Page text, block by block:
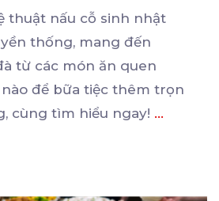
thuật nấu cỗ sinh nhật
thống, mang đến
từ các món ăn quen
để bữa tiệc thêm trọn
cùng tìm hiểu ngay! ...